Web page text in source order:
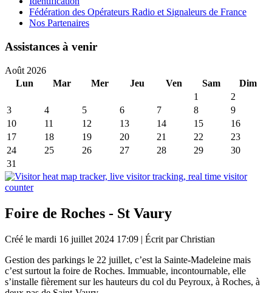
Fédération des Opérateurs Radio et Signaleurs de France
Nos Partenaires
Assistances à venir
Août 2026
Lun
Mar Mer Jeu Ven Sam
Dim
1
2
3
4 5 6 7 8
9
10
11 12 13 14 15
16
17
18 19 20 21 22
23
24
25 26 27 28 29
30
31
Foire de Roches - St Vaury
Créé le mardi 16 juillet 2024 17:09 | Écrit par Christian
Gestion des parkings le 22 juillet, c’est la Sainte-Madeleine mais
c’est surtout la foire de Roches. Immuable, incontournable, elle
s’installe fièrement sur les hauteurs du col du Peyroux, à Roches, à